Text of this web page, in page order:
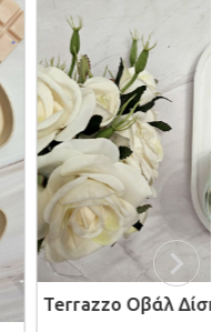
Οβάλ Δίσκος